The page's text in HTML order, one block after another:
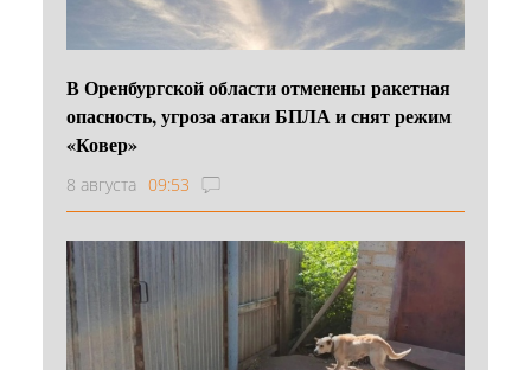
В Оренбургской области отменены ракетная
опасность, угроза атаки БПЛА и снят режим
«Ковер»
8 августа 09:53